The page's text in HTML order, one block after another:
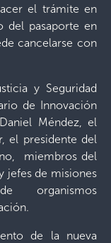
el trámite en
del pasaporte en
cancelarse con
y Seguridad
de Innovación
Méndez, el
el presidente del
miembros del
jefes de misiones
organismos
de la nueva